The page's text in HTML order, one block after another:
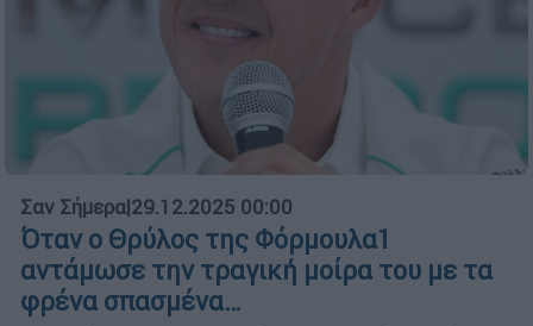
Σαν Σήμερα|29.12.2025 00:00
Όταν ο Θρύλος της Φόρμουλα1
αντάμωσε την τραγική μοίρα του με τα
φρένα σπασμένα…